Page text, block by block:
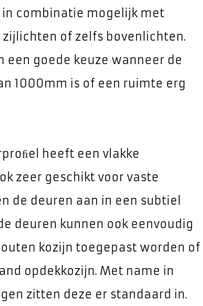
in combinatie mogelijk met
of zelfs bovenlichten.
een goede keuze wanneer de
1000mm is of een ruimte erg
heeft een vlakke
zeer geschikt voor vaste
de deuren aan in een subtiel
deuren kunnen ook eenvoudig
kozijn toegepast worden of
opdekkozijn. Met name in
zitten deze er standaard in.